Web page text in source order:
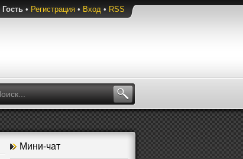
Гость • Регистрация • Вход • RSS
Мини-чат